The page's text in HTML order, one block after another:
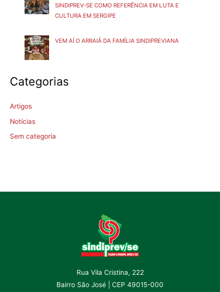
SINDIPREV-SE COMO REFERÊNCIA EM LUTA E
CULTURA EM SERGIPE
VEM AÍ O ARRAIÁ DA FAMÍLIA SINDIPREVIANA
Categorias
Artigos
Notícias
Sem categoria
Rua Vila Cristina, 222
Bairro São José | CEP 49015-000